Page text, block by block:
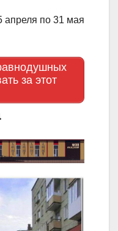
апреля по 31 мая
за этот